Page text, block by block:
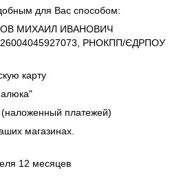
для Вас способом:
МИХАИЛ ИВАНОВИЧ
РНОКПП/ЄДРПОУ
карту
платежей)
магазинах.
12 месяцев